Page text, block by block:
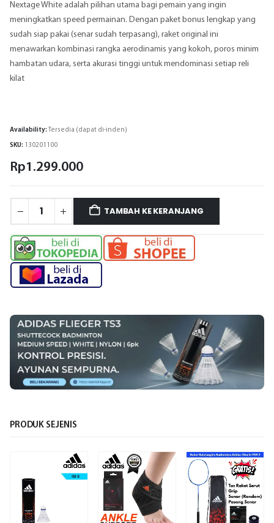
Nextage White adalah pilihan utama bagi pemain yang ingin
meningkatkan speed permainan. Dengan paket bonus lengkap yang
sudah siap pakai (senar sudah terpasang), raket original ini
menawarkan kombinasi rangka aerodinamis yang kokoh, poros minim
hambatan udara, serta akurasi tinggi untuk mendominasi setiap reli
kilat
Availability: Tersedia (dapat di-inden)
SKU: 130201100
Rp1.299.000
TAMBAH KE KERANJANG
PRODUK SEJENIS